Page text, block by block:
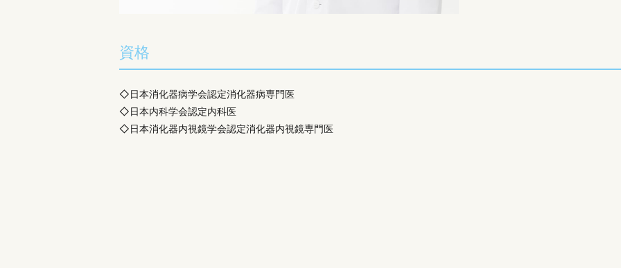
資格
◇日本消化器病学会認定消化器病専門医
◇日本内科学会認定内科医
◇日本消化器内視鏡学会認定消化器内視鏡専門医